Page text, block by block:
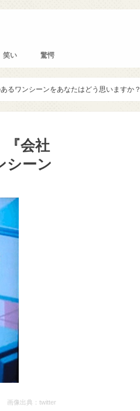
笑い 驚愕
るワンシーンをあなたはどう思いますか？
『会社
シーン
画像出典：twitter